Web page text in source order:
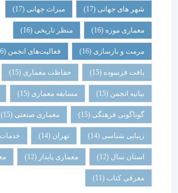
شهر های جهانی(17) میراث جهانی(17)
معماری موزه(16) منظر تاریخی (16)
مرمت و بازسازی(16) فعالیت‌های انجمن(16)
بافت فرسوده (15) حفاظت معماری (15) زلزله
بیانیه انجمن(15) مسابقه معماری (15) بهره
گوناگونی فرهنگی (15) معماری صنعتی(15)
زیبایی شناسی (14) تهران خدمات اجتماعی
استان سال(12) معماری پایدار (12) معماری
معرفی کتاب(11)